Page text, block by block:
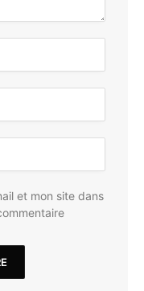
et mon site dans